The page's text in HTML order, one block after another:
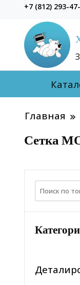
+7 (812) 293-
Главная
Сетка
Искать: